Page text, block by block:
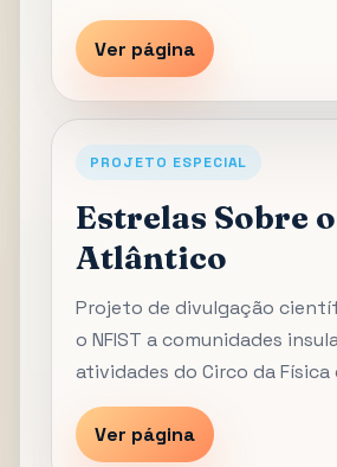
Ver página
PROJETO ESPECIAL
Estrelas Sobre o
Atlântico
Projeto de divulgação
o NFIST a comunidades
atividades do Circo da Física
Ver página